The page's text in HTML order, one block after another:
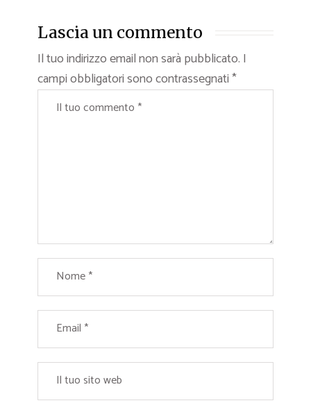
Lascia un commento
Il tuo indirizzo email non sarà pubblicato. I
campi obbligatori sono contrassegnati*